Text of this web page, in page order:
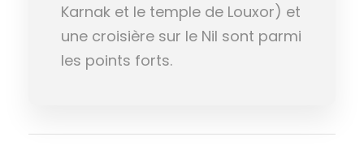
Karnak et le temple de Louxor) et
une croisière sur le Nil sont parmi
les points forts.